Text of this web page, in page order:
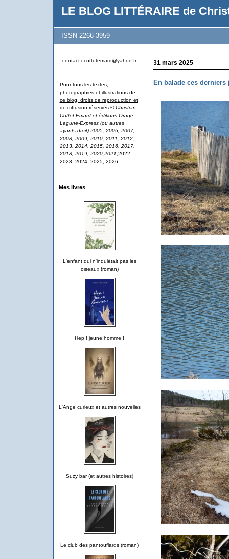
LE BLOG LITTÉRAIRE de
ISSN 2266-3959
contact.ccottetemard@yahoo.fr
Pour tous les textes,
photographies et illustrations de
ce blog, droits de reproduction et
de diffusion réservés © Christian
Cottet-Emard et éditions Orage-
Lagune-Express (ou autres
ayants droit) 2005, 2006, 2007,
2008, 2009, 2010, 2011, 2012,
2013, 2014, 2015, 2016, 2017,
2018, 2019, 2020,2021 ,2022,
2023, 2024, 2025, 2026.
Mes livres
L'enfant qui n'inquiétait pas les
oiseaux (roman)
Hep ! jeune homme !
L'Ange curieux et autres nouvelles
Suzy bar (et autres histoires)
Le club des pantouflards (roman)
31 mars 2025
En balade ces derniers